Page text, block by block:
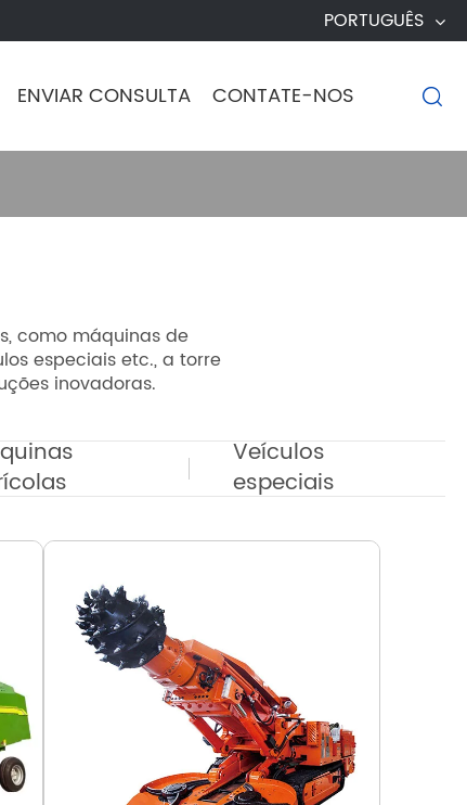
PORTUGUÊS
ENVIAR CONSULTA CONTATE-NOS 
como máquinas de
especiais etc., a torre
inovadoras.
Veículos
especiais